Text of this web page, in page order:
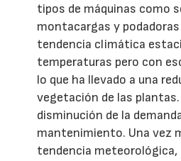
tipos de máquinas como
montacargas y
tendencia climática
temperaturas pero con
lo que ha llevado a una
vegetación de las
disminución de la
mantenimiento. Una vez
tendencia meteorológica,